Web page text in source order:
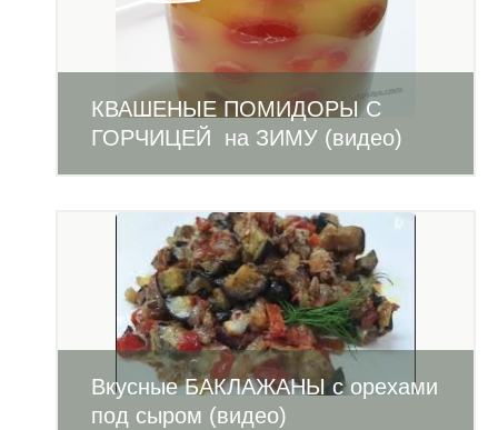
КВАШЕНЫЕ ПОМИДОРЫ С
ГОРЧИЦЕЙ на ЗИМУ (видео)
Вкусные БАКЛАЖАНЫ с орехами
под сыром (видео)